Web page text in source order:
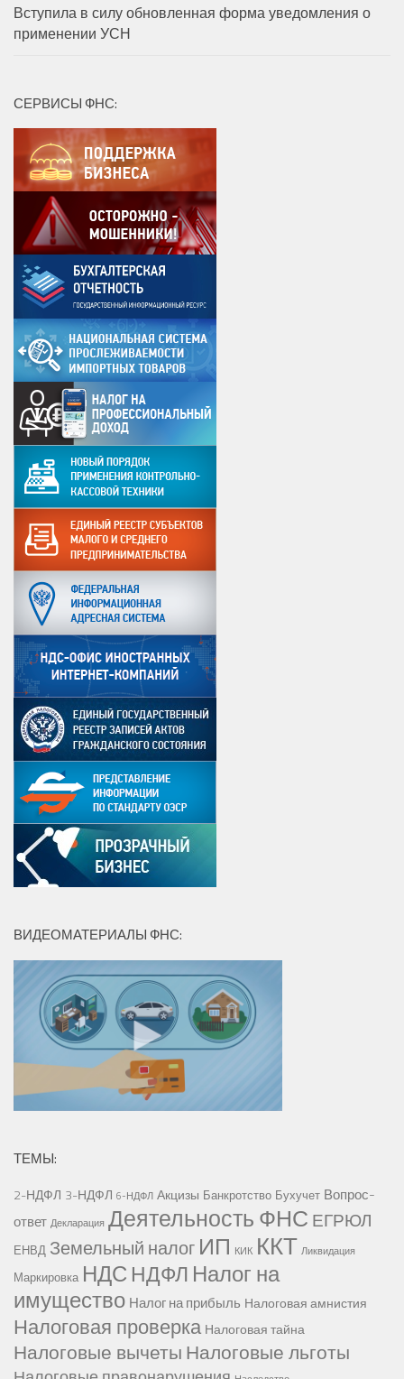
Вступила в силу обновленная форма уведомления о
применении УСН
СЕРВИСЫ ФНС:
ВИДЕОМАТЕРИАЛЫ ФНС:
ТЕМЫ:
2-НДФЛ 3-НДФЛ 6-НДФЛ Акцизы Банкротство Бухучет Вопрос-
ответ Декларация Деятельность ФНС ЕГРЮЛ
ЕНВД Земельный налог ИП КИК ККТ Ликвидация
Маркировка НДС НДФЛ Налог на
имущество Налог на прибыль Налоговая амнистия
Налоговая проверка Налоговая тайна
Налоговые вычетыНалоговые льготы